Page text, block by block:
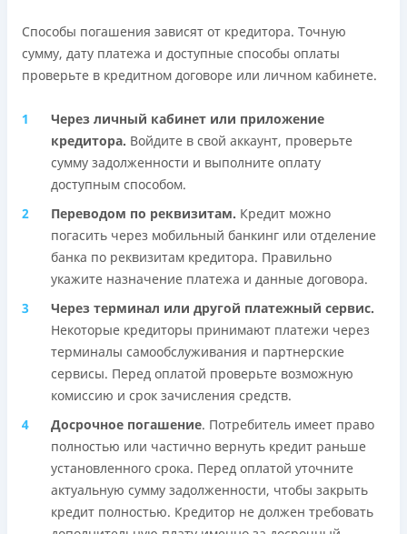
Способы погашения зависят от кредитора. Точную
сумму, дату платежа и доступные способы оплаты
проверьте в кредитном договоре или личном кабинете.
Через личный кабинет или приложение
кредитора. Войдите в свой аккаунт, проверьте
сумму задолженности и выполните оплату
доступным способом.
Переводом по реквизитам. Кредит можно
погасить через мобильный банкинг или отделение
банка по реквизитам кредитора. Правильно
укажите назначение платежа и данные договора.
Через терминал или другой платежный сервис.
Некоторые кредиторы принимают платежи через
терминалы самообслуживания и партнерские
сервисы. Перед оплатой проверьте возможную
комиссию и срок зачисления средств.
Досрочное погашение. Потребитель имеет право
полностью или частично вернуть кредит раньше
установленного срока. Перед оплатой уточните
актуальную сумму задолженности, чтобы закрыть
кредит полностью. Кредитор не должен требовать